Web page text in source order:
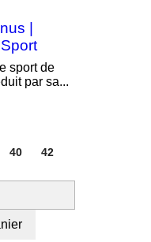
|
sport de
par sa...
40
42